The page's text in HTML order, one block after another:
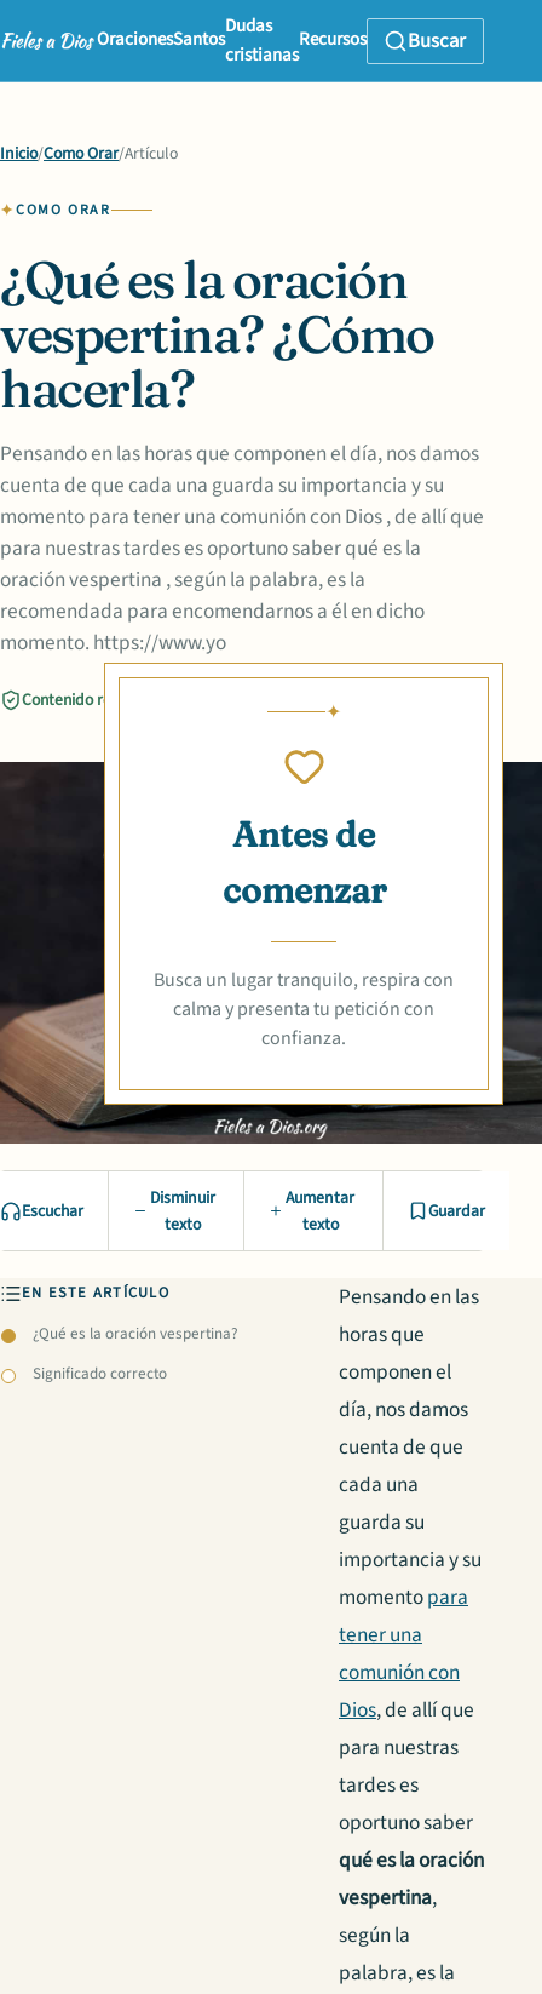
OracionesSantos
Dudas
cristianas
Recursos Buscar
Inicio/Como Orar/Artículo
COMO ORAR
¿Qué es la oración
vespertina? ¿Cómo
hacerla?
Pensando en las horas que componen el día, nos damos
cuenta de que cada una guarda su importancia y su
momento para tener una comunión con Dios , de allí que
para nuestras tardes es oportuno saber qué es la
oración vespertina , según la palabra, es la
recomendada para encomendarnos a él en dicho
momento. https://www.yo
Contenido revisado
Antes de
comenzar
Busca un lugar tranquilo, respira con
calma y presenta tu petición con
confianza.
Escuchar
Disminuir
texto
Aumentar
texto
Guardar
EN ESTE ARTÍCULO
¿Qué es la oración vespertina?
Significado correcto
Pensando en las
horas que
componen el
día, nos damos
cuenta de que
cada una
guarda su
importancia y su
momentopara
tener una
comunión con
Dios, de allí que
para nuestras
tardes es
oportuno saber
qué es laoración
vespertina,
según la
palabra, es la